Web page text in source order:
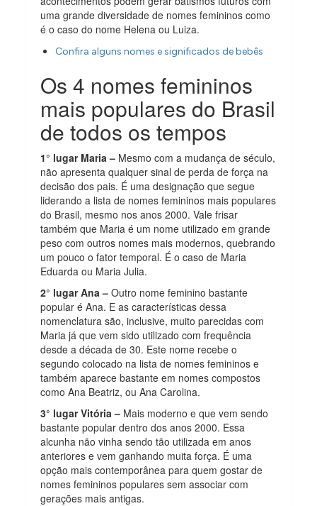
uma grande diversidade de nomes femininos como
é o caso do nome Helena ou Luiza.
Confira alguns nomes e significados de bebês
Os 4 nomes femininos
mais populares do Brasil
de todos os tempos
1° lugar Maria – Mesmo com a mudança de século,
não apresenta qualquer sinal de perda de força na
decisão dos pais. É uma designação que segue
liderando a lista de nomes femininos mais populares
do Brasil, mesmo nos anos 2000. Vale frisar
também que Maria é um nome utilizado em grande
peso com outros nomes mais modernos, quebrando
um pouco o fator temporal. É o caso de Maria
Eduarda ou Maria Julia.
2° lugar Ana – Outro nome feminino bastante
popular é Ana. E as características dessa
nomenclatura são, inclusive, muito parecidas com
Maria já que vem sido utilizado com frequência
desde a década de 30. Este nome recebe o
segundo colocado na lista de nomes femininos e
também aparece bastante em nomes compostos
como Ana Beatriz, ou Ana Carolina.
3° lugar Vitória – Mais moderno e que vem sendo
bastante popular dentro dos anos 2000. Essa
alcunha não vinha sendo tão utilizada em anos
anteriores e vem ganhando muita força. É uma
opção mais contemporânea para quem gostar de
nomes femininos populares sem associar com
gerações mais antigas.